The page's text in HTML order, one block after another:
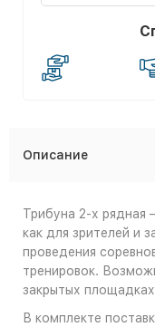
Описание
Трибуна 2-х рядная
как для зрителей и
проведения
тренировок.
закрытых
В комплекте